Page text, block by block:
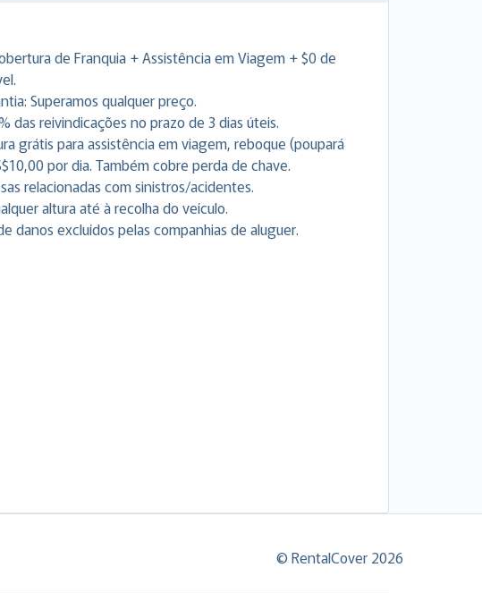
de Franquia + Assistência em Viagem + $0 de
Superamos qualquer preço.
das reivindicações no prazo de 3 dias úteis.
grátis para assistência em viagem, reboque (poupará
por dia. Também cobre perda de chave.
relacionadas com sinistros/acidentes.
altura até à recolha do veículo.
danos excluídos pelas companhias de aluguer.
© RentalCover 2026